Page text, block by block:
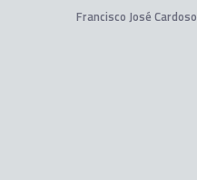
Francisco José Cardoso